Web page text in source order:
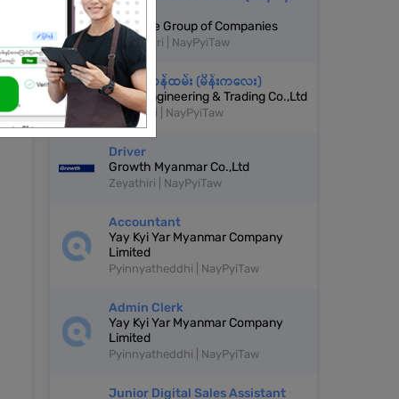
Taw)
Supreme Group of Companies
Ottarathiri | NayPyiTaw
အရောင်းဝန်ထမ်း (မိန်းကလေး)
MTKK Engineering & Trading Co.,Ltd
Zabuthiri | NayPyiTaw
Driver
Growth Myanmar Co.,Ltd
Zeyathiri | NayPyiTaw
Accountant
Yay Kyi Yar Myanmar Company
Limited
Pyinnyatheddhi | NayPyiTaw
Admin Clerk
Yay Kyi Yar Myanmar Company
Limited
Pyinnyatheddhi | NayPyiTaw
Junior Digital Sales Assistant